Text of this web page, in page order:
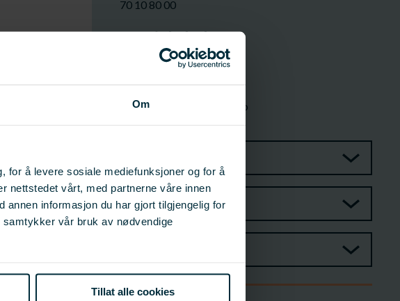
Om
for å levere sosiale mediefunksjoner og for å
nettstedet vårt, med partnerne våre innen
annen informasjon du har gjort tilgjengelig for
vår bruk av nødvendige
Tillat alle cookies
70 10 80 00
Prosjektleder
Kim Andre Krogsæter
kim.krogseter@optimar.no
Referansegruppe